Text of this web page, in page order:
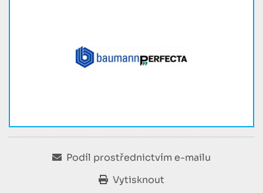
Podíl prostřednictvím e-mailu
Vytisknout